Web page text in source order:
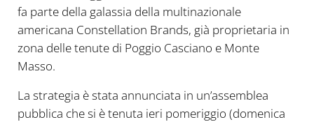
fa parte della galassia della multinazionale
americana Constellation Brands, già proprietaria in
zona delle tenute di Poggio Casciano e Monte
Masso.
La strategia è stata annunciata in un’assemblea
pubblica che si è tenuta ieri pomeriggio (domenica